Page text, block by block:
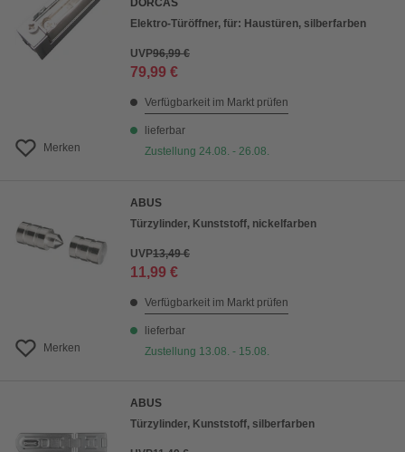
Merken
DORCAS
Elektro-Türöffner, für: Haustüren, silberfarben
UVP96,99 €
79,99 €
Verfügbarkeit im Markt prüfen
lieferbar
Zustellung 24.08. - 26.08.
Merken
ABUS
Türzylinder, Kunststoff, nickelfarben
UVP13,49 €
11,99 €
Verfügbarkeit im Markt prüfen
lieferbar
Zustellung 13.08. - 15.08.
ABUS
Türzylinder, Kunststoff, silberfarben